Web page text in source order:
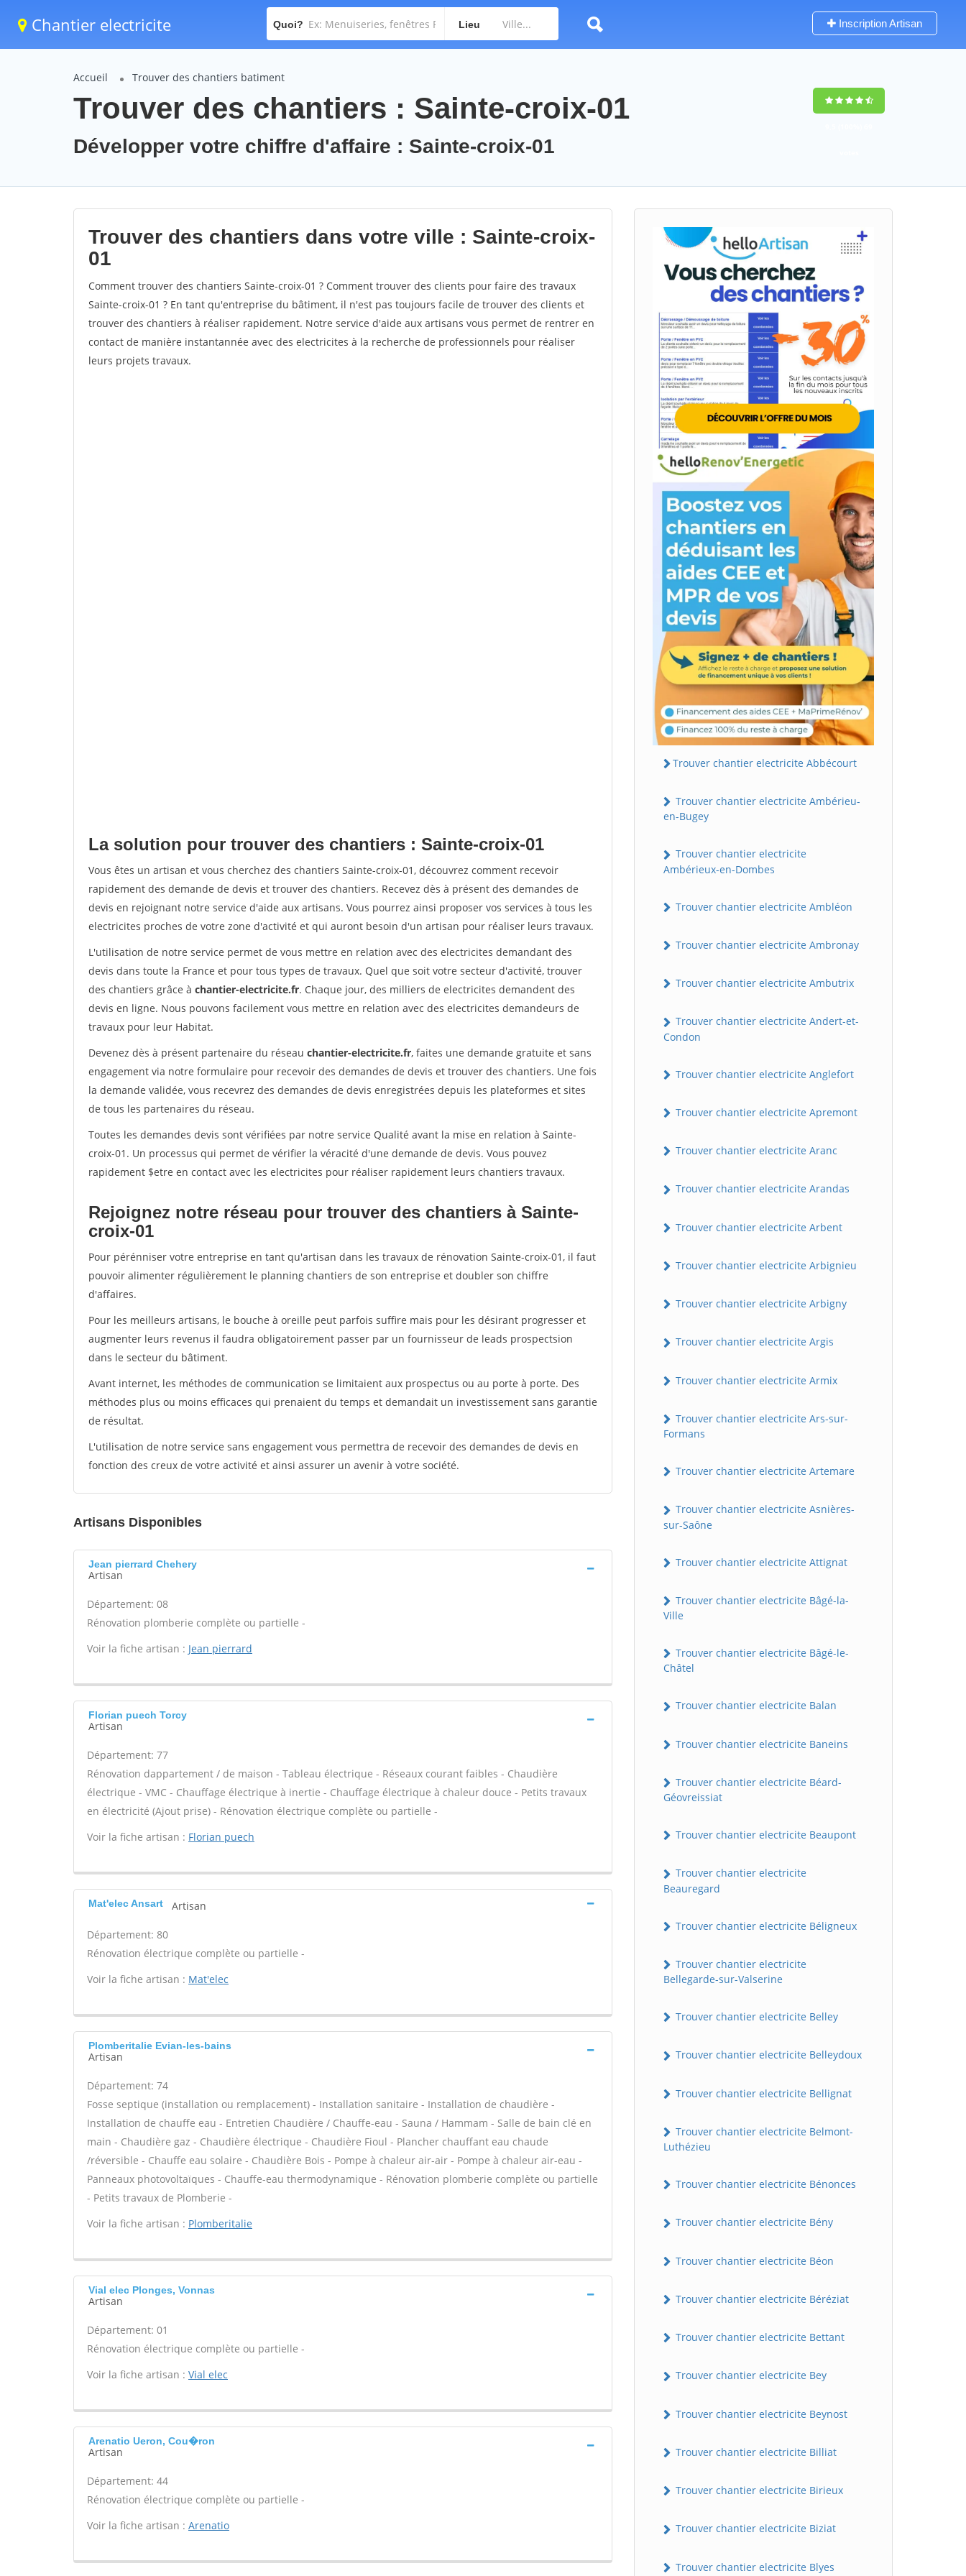
Chantier electricite Quoi? Lieu Inscription Artisan
Accueil Trouver des chantiers batiment
Trouver des chantiers : Sainte-croix-01
Développer votre chiffre d'affaire : Sainte-croix-01
Trouver des chantiers dans votre ville : Sainte-croix-
01
Comment trouver des chantiers Sainte-croix-01 ? Comment trouver des clients pour faire des travaux
Sainte-croix-01 ? En tant qu'entreprise du bâtiment, il n'est pas toujours facile de trouver des clients et
trouver des chantiers à réaliser rapidement. Notre service d'aide aux artisans vous permet de rentrer en
contact de manière instantannée avec des electricites à la recherche de professionnels pour réaliser
leurs projets travaux.
La solution pour trouver des chantiers : Sainte-croix-01
Vous êtes un artisan et vous cherchez des chantiers Sainte-croix-01, découvrez comment recevoir
rapidement des demande de devis et trouver des chantiers. Recevez dès à présent des demandes de
devis en rejoignant notre service d'aide aux artisans. Vous pourrez ainsi proposer vos services à tous les
electricites proches de votre zone d'activité et qui auront besoin d'un artisan pour réaliser leurs travaux.
L'utilisation de notre service permet de vous mettre en relation avec des electricites demandant des
devis dans toute la France et pour tous types de travaux. Quel que soit votre secteur d'activité, trouver
des chantiers grâce à chantier-electricite.fr. Chaque jour, des milliers de electricites demandent des
devis en ligne. Nous pouvons facilement vous mettre en relation avec des electricites demandeurs de
travaux pour leur Habitat.
Devenez dès à présent partenaire du réseau chantier-electricite.fr, faites une demande gratuite et sans
engagement via notre formulaire pour recevoir des demandes de devis et trouver des chantiers. Une fois
la demande validée, vous recevrez des demandes de devis enregistrées depuis les plateformes et sites
de tous les partenaires du réseau.
Toutes les demandes devis sont vérifiées par notre service Qualité avant la mise en relation à Sainte-
croix-01. Un processus qui permet de vérifier la véracité d'une demande de devis. Vous pouvez
rapidement $etre en contact avec les electricites pour réaliser rapidement leurs chantiers travaux.
Rejoignez notre réseau pour trouver des chantiers à Sainte-
croix-01
Pour pérénniser votre entreprise en tant qu'artisan dans les travaux de rénovation Sainte-croix-01, il faut
pouvoir alimenter régulièrement le planning chantiers de son entreprise et doubler son chiffre
d'affaires.
Pour les meilleurs artisans, le bouche à oreille peut parfois suffire mais pour les désirant progresser et
augmenter leurs revenus il faudra obligatoirement passer par un fournisseur de leads prospectsion
dans le secteur du bâtiment.
Avant internet, les méthodes de communication se limitaient aux prospectus ou au porte à porte. Des
méthodes plus ou moins efficaces qui prenaient du temps et demandait un investissement sans garantie
de résultat.
L'utilisation de notre service sans engagement vous permettra de recevoir des demandes de devis en
fonction des creux de votre activité et ainsi assurer un avenir à votre société.
Artisans Disponibles
Jean pierrard Chehery
Artisan
Département: 08
Rénovation plomberie complète ou partielle -
Voir la fiche artisan : Jean pierrard
Florian puech Torcy
Artisan
Département: 77
Rénovation dappartement / de maison - Tableau électrique - Réseaux courant faibles - Chaudière
électrique - VMC - Chauffage électrique à inertie - Chauffage électrique à chaleur douce - Petits travaux
en électricité (Ajout prise) - Rénovation électrique complète ou partielle -
Voir la fiche artisan : Florian puech
Mat'elec Ansart Artisan
Département: 80
Rénovation électrique complète ou partielle -
Voir la fiche artisan : Mat'elec
Plomberitalie Evian-les-bains
Artisan
Département: 74
Fosse septique (installation ou remplacement) - Installation sanitaire - Installation de chaudière -
Installation de chauffe eau - Entretien Chaudière / Chauffe-eau - Sauna / Hammam - Salle de bain clé en
main - Chaudière gaz - Chaudière électrique - Chaudière Fioul - Plancher chauffant eau chaude
/réversible - Chauffe eau solaire - Chaudière Bois - Pompe à chaleur air-air - Pompe à chaleur air-eau -
Panneaux photovoltaïques - Chauffe-eau thermodynamique - Rénovation plomberie complète ou partielle
- Petits travaux de Plomberie -
Voir la fiche artisan : Plomberitalie
Vial elec Plonges, Vonnas
Artisan
Département: 01
Rénovation électrique complète ou partielle -
Voir la fiche artisan : Vial elec
Arenatio Ueron, Cou�ron
Artisan
Département: 44
Rénovation électrique complète ou partielle -
Voir la fiche artisan : Arenatio
Trouver chantier electricite Abbécourt
Trouver chantier electricite Ambérieu-
en-Bugey
Trouver chantier electricite
Ambérieux-en-Dombes
Trouver chantier electricite Ambléon
Trouver chantier electricite Ambronay
Trouver chantier electricite Ambutrix
Trouver chantier electricite Andert-et-
Condon
Trouver chantier electricite Anglefort
Trouver chantier electricite Apremont
Trouver chantier electricite Aranc
Trouver chantier electricite Arandas
Trouver chantier electricite Arbent
Trouver chantier electricite Arbignieu
Trouver chantier electricite Arbigny
Trouver chantier electricite Argis
Trouver chantier electricite Armix
Trouver chantier electricite Ars-sur-
Formans
Trouver chantier electricite Artemare
Trouver chantier electricite Asnières-
sur-Saône
Trouver chantier electricite Attignat
Trouver chantier electricite Bâgé-la-
Ville
Trouver chantier electricite Bâgé-le-
Châtel
Trouver chantier electricite Balan
Trouver chantier electricite Baneins
Trouver chantier electricite Béard-
Géovreissiat
Trouver chantier electricite Beaupont
Trouver chantier electricite
Beauregard
Trouver chantier electricite Béligneux
Trouver chantier electricite
Bellegarde-sur-Valserine
Trouver chantier electricite Belley
Trouver chantier electricite Belleydoux
Trouver chantier electricite Bellignat
Trouver chantier electricite Belmont-
Luthézieu
Trouver chantier electricite Bénonces
Trouver chantier electricite Bény
Trouver chantier electricite Béon
Trouver chantier electricite Béréziat
Trouver chantier electricite Bettant
Trouver chantier electricite Bey
Trouver chantier electricite Beynost
Trouver chantier electricite Billiat
Trouver chantier electricite Birieux
Trouver chantier electricite Biziat
Trouver chantier electricite Blyes